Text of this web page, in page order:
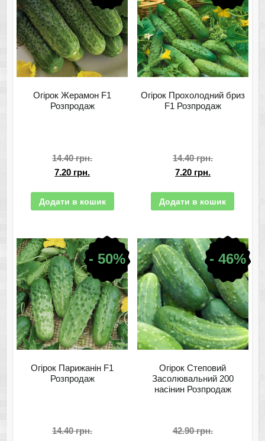
Огірок Жерамон F1
Розпродаж
14.40грн.
7.20 грн.
Додати в кошик
Огірок Прохолодний бриз
F1 Розпродаж
14.40грн.
7.20 грн.
Додати в кошик
- 50%
Огірок Парижанін F1
Розпродаж
14.40грн.
- 46%
Огірок Степовий
Засолювальний 200
насінин Розпродаж
42.90грн.